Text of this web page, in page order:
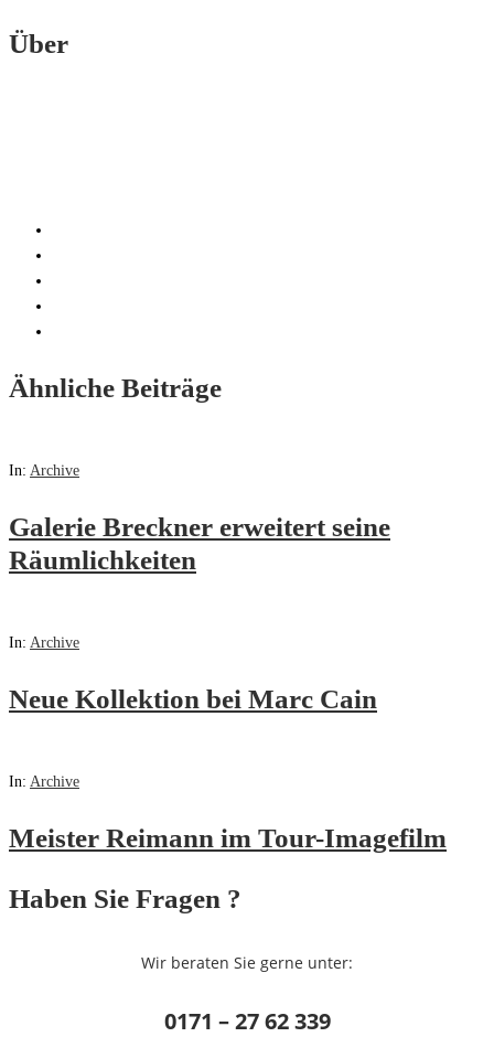
Über
Ähnliche Beiträge
In: Archive
Galerie Breckner erweitert seine
Räumlichkeiten
In: Archive
Neue Kollektion bei Marc Cain
In: Archive
Meister Reimann im Tour-Imagefilm
Haben Sie Fragen ?
Wir beraten Sie gerne unter:
0171 – 27 62 339